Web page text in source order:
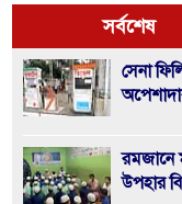
সর্বশেষ
সেনা
রমজানে
উপহার